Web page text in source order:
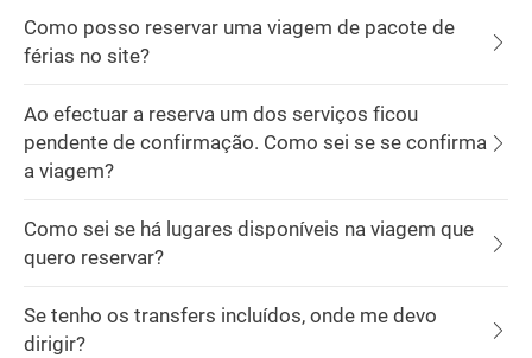
Como posso reservar uma viagem de pacote de
férias no site?
Ao efectuar a reserva um dos serviços ficou
pendente de confirmação. Como sei se se confirma
a viagem?
Como sei se há lugares disponíveis na viagem que
quero reservar?
Se tenho os transfers incluídos, onde me devo
dirigir?